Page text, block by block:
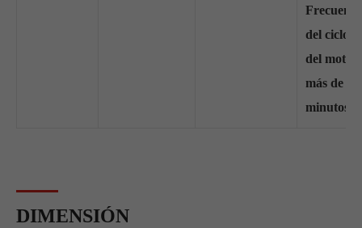
del ciclo
del motor
más de 5
minutos
DIMENSIÓN